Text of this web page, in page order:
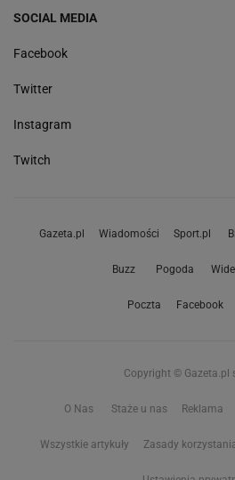
SOCIAL MEDIA
Facebook
Twitter
Instagram
Twitch
Gazeta.pl Wiadomości Sport.pl
Buzz Pogoda
Poczta Facebook
Copyright © Gazeta.pl
O Nas Staże u nas Reklama
Wszystkie artykuły Zasady